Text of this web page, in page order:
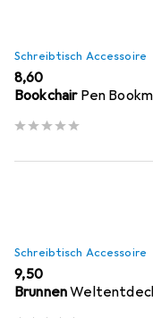
Schreibtisch Accessoire
EUR
8,60
Bookchair Pen
Schreibtisch Accessoire
EUR
9,50
Brunnen